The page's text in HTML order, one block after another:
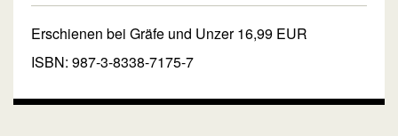
Erschienen bei Gräfe und Unzer 16,99 EUR
ISBN: 987-3-8338-7175-7